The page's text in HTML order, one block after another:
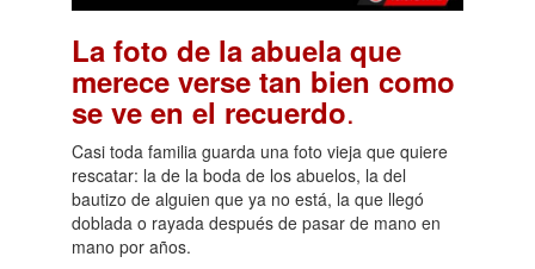
La foto de la abuela que
merece verse tan bien como
se ve en el recuerdo.
Casi toda familia guarda una foto vieja que quiere
rescatar: la de la boda de los abuelos, la del
bautizo de alguien que ya no está, la que llegó
doblada o rayada después de pasar de mano en
mano por años.